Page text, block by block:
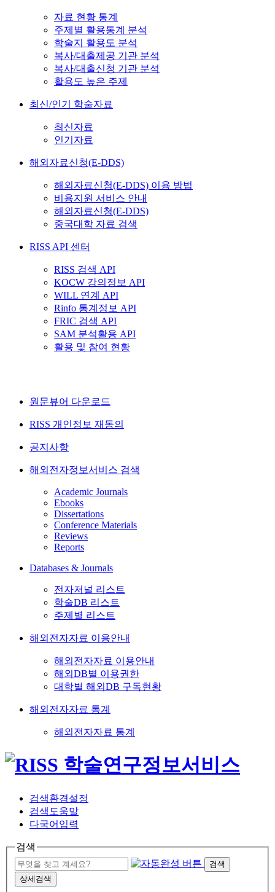
자료 현황 통계
주제별 활용통계 분석
학술지 활용도 분석
복사/대출제공 기관 분석
복사/대출신청 기관 분석
활용도 높은 주제
최신/인기 학술자료
최신자료
인기자료
해외자료신청(E-DDS)
해외자료신청(E-DDS) 이용 방법
비용지원 서비스 안내
해외자료신청(E-DDS)
중국대학 자료 검색
RISS API 센터
RISS 검색 API
KOCW 강의정보 API
WILL 연계 API
Rinfo 통계정보 API
FRIC 검색 API
SAM 분석활용 API
활용 및 참여 현황
원문뷰어 다운로드
RISS 개인정보 재동의
공지사항
해외전자정보서비스 검색
Academic Journals
Ebooks
Dissertations
Conference Materials
Reviews
Reports
Databases & Journals
전자저널 리스트
학술DB 리스트
주제별 리스트
해외전자자료 이용안내
해외전자자료 이용안내
해외DB별 이용권한
대학별 해외DB 구독현황
해외전자자료 통계
해외전자자료 통계
검색환경설정
검색도움말
다국어입력
검색
검색
상세검색